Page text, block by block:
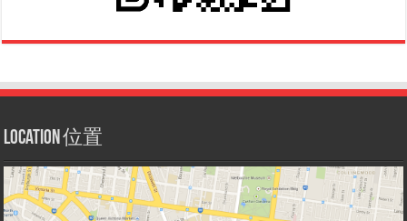
Location 位置